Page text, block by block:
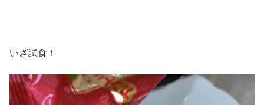
いざ試食！